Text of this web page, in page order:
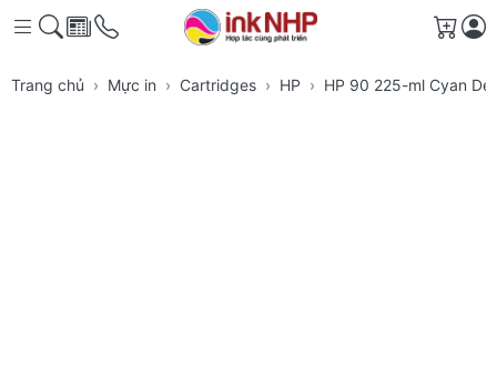
Giỏ
Trang chủ Mực in Cartridges HP HP 90 225-ml Cyan